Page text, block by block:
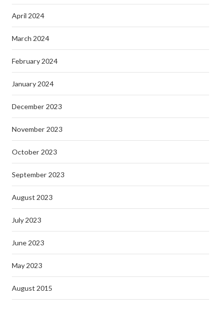
April 2024
March 2024
February 2024
January 2024
December 2023
November 2023
October 2023
September 2023
August 2023
July 2023
June 2023
May 2023
August 2015